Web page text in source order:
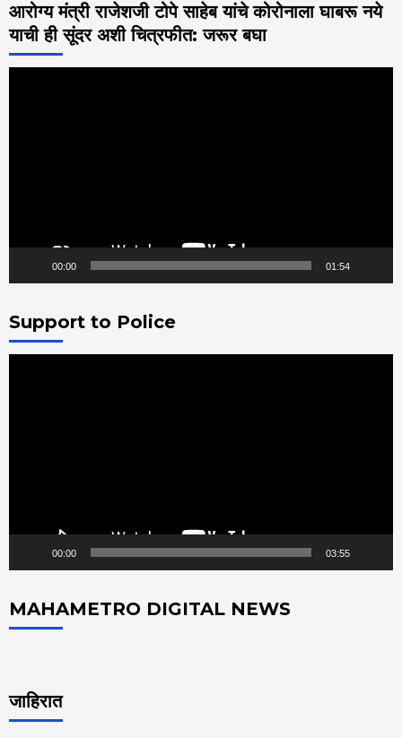
आरोग्य मंत्री राजेशजी टोपे साहेब यांचे कोरोनाला घाबरू नये
याची ही सूंदर अशी चित्रफीत: जरूर बघा
00:00 01:54
Support to Police
00:00 03:55
MAHAMETRO DIGITAL NEWS
जाहिरात